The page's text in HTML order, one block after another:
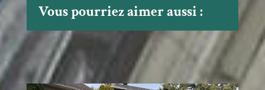
Vous pourriez aimer aussi :